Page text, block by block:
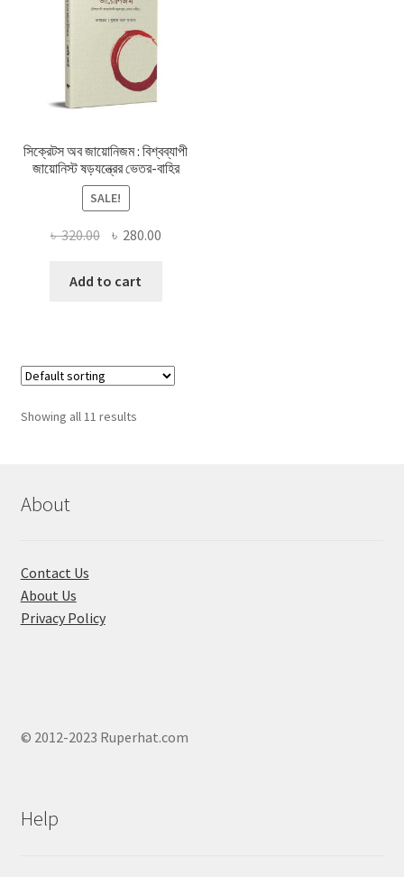
সিক্রেটস অব জায়োনিজম : বিশ্বব্যাপী
জায়োনিস্ট ষড়যন্ত্রের ভেতর-বাহির
SALE!
৳320.00 Original
was:
৳ 280.00Current
Add to cart
Showing all 11 results
About
Contact Us
About Us
Privacy Policy
© 2012-2023 Ruperhat.com
Help